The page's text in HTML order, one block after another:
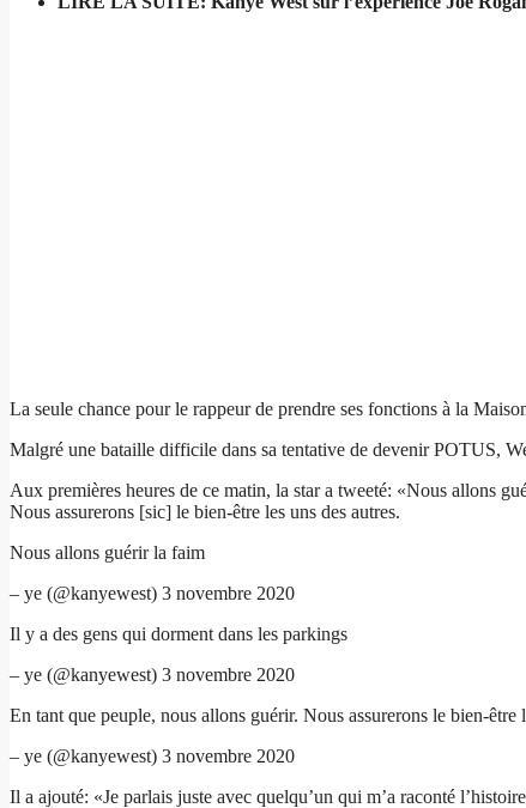
La seule chance pour le rappeur de prendre ses fonctions à la
Malgré une bataille difficile dans sa tentative de devenir POTUS,
Aux premières heures de ce matin, la star a tweeté: «Nous allons
Nous assurerons [sic] le bien-être les uns des autres.
Nous allons guérir la faim
– ye (@kanyewest) 3 novembre 2020
Il y a des gens qui dorment dans les parkings
– ye (@kanyewest) 3 novembre 2020
En tant que peuple, nous allons guérir. Nous assurerons le bien-être
– ye (@kanyewest) 3 novembre 2020
Il a ajouté: «Je parlais juste avec quelqu’un qui m’a raconté